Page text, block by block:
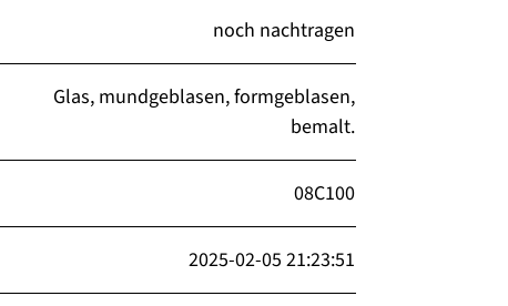
noch nachtragen
Glas, mundgeblasen, formgeblasen,
bemalt.
08C100
2025-02-05 21:23:51